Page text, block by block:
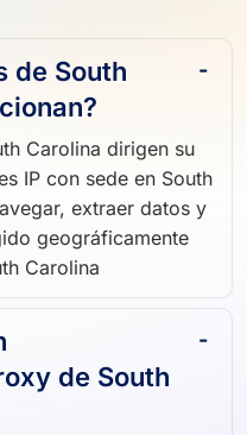
de South
Carolina dirigen su
IP con sede en South
extraer datos y
geográficamente
Carolina
de South